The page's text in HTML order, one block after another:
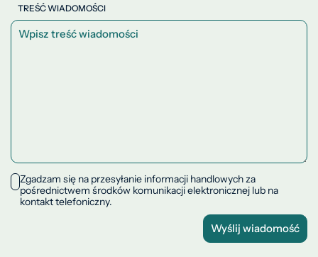
TREŚĆ WIADOMOŚCI
Zgadzam się na przesyłanie informacji handlowych za
pośrednictwem środków komunikacji elektronicznej lub na
kontakt telefoniczny.